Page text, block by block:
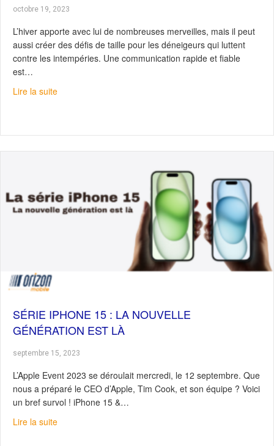
octobre 19, 2023
L’hiver apporte avec lui de nombreuses merveilles, mais il peut
aussi créer des défis de taille pour les déneigeurs qui luttent
contre les intempéries. Une communication rapide et fiable
est…
Lire la suiteabout Déneigeurs, êtes-vous équipés ?
SÉRIE IPHONE 15 : LA NOUVELLE
GÉNÉRATION EST LÀ
septembre 15, 2023
L’Apple Event 2023 se déroulait mercredi, le 12 septembre. Que
nous a préparé le CEO d’Apple, Tim Cook, et son équipe ? Voici
un bref survol ! iPhone 15 &…
Lire la suiteabout Série iPhone 15 : La nouvelle génération est là